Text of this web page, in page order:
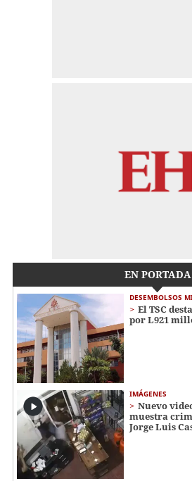
EN PORTADA
DESEMBOLSOS
El TSC
por L921
IMÁGENES
Nuevo
muestra
Jorge Luis